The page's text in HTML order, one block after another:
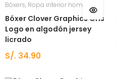
Bóxers, Ropa interior hombre
Bóxer Clover Graphics Gris
Logo en algodón jersey
licrado
S/. 34.90